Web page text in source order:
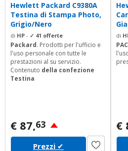
Hewlett Packard C9380A
Testina di Stampa Photo,
Grigio/Nero
di HP - ✓ 41 offerte
Packard. Prodotti per l'ufficio e
l'uso personale con tutte le
prestazioni al su servizio.
Contenuto della confezione
Testina
€ 87,63
Prezzi ✔
di
€